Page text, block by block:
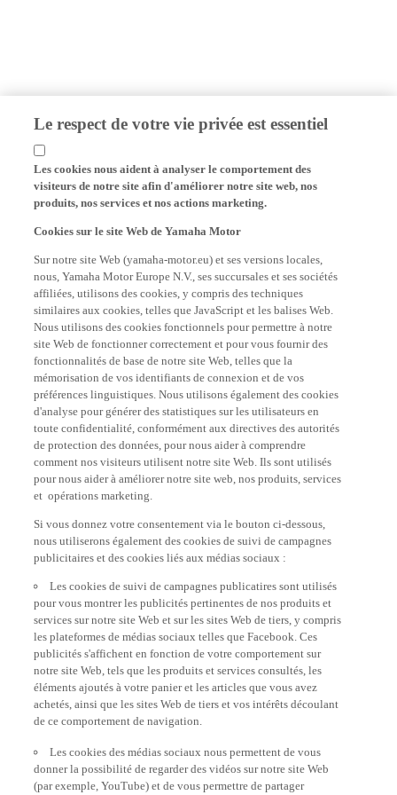
Le respect de votre vie privée est essentiel
Les cookies nous aident à analyser le comportement des
visiteurs de notre site afin d'améliorer notre site web, nos
produits, nos services et nos actions marketing.
Cookies sur le site Web de Yamaha Motor
Sur notre site Web (yamaha-motor.eu) et ses versions locales,
nous, Yamaha Motor Europe N.V., ses succursales et ses sociétés
affiliées, utilisons des cookies, y compris des techniques
similaires aux cookies, telles que JavaScript et les balises Web.
Nous utilisons des cookies fonctionnels pour permettre à notre
site Web de fonctionner correctement et pour vous fournir des
fonctionnalités de base de notre site Web, telles que la
mémorisation de vos identifiants de connexion et de vos
préférences linguistiques. Nous utilisons également des cookies
d'analyse pour générer des statistiques sur les utilisateurs en
toute confidentialité, conformément aux directives des autorités
de protection des données, pour nous aider à comprendre
comment nos visiteurs utilisent notre site Web. Ils sont utilisés
pour nous aider à améliorer notre site web, nos produits, services
et opérations marketing.
Si vous donnez votre consentement via le bouton ci-dessous,
nous utiliserons également des cookies de suivi de campagnes
publicitaires et des cookies liés aux médias sociaux :
Les cookies de suivi de campagnes publicatires sont utilisés
pour vous montrer les publicités pertinentes de nos produits et
services sur notre site Web et sur les sites Web de tiers, y compris
les plateformes de médias sociaux telles que Facebook. Ces
publicités s'affichent en fonction de votre comportement sur
notre site Web, tels que les produits et services consultés, les
éléments ajoutés à votre panier et les articles que vous avez
achetés, ainsi que les sites Web de tiers et vos intérêts découlant
de ce comportement de navigation.
Les cookies des médias sociaux nous permettent de vous
donner la possibilité de regarder des vidéos sur notre site Web
(par exemple, YouTube) et de vous permettre de partager